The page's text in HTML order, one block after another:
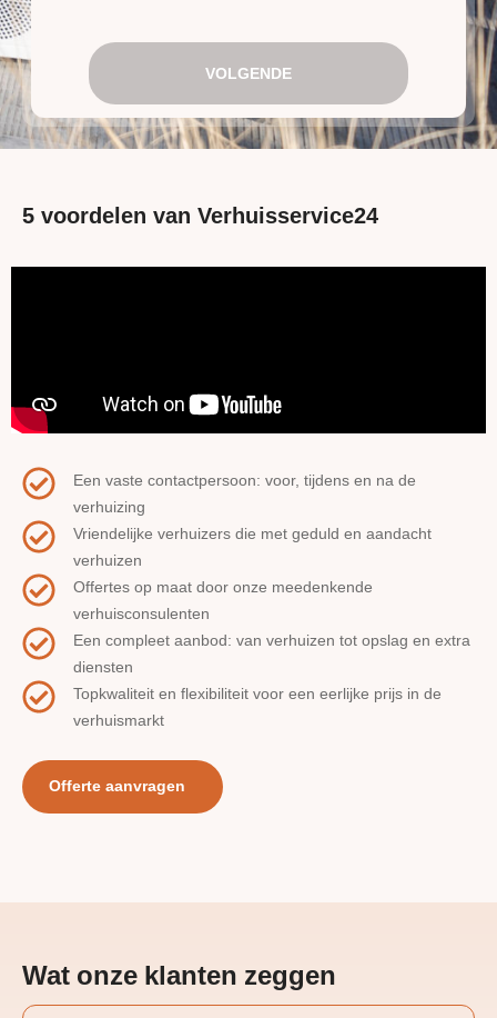
VOLGENDE
5 voordelen van Verhuisservice24
Een vaste contactpersoon: voor, tijdens en na de
verhuizing
Vriendelijke verhuizers die met geduld en aandacht
verhuizen
Offertes op maat door onze meedenkende
verhuisconsulenten
Een compleet aanbod: van verhuizen tot opslag en extra
diensten
Topkwaliteit en flexibiliteit voor een eerlijke prijs in de
verhuismarkt
Offerte aanvragen
Wat onze klanten zeggen